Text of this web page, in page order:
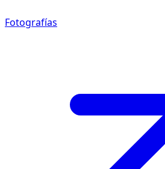
Fotografías